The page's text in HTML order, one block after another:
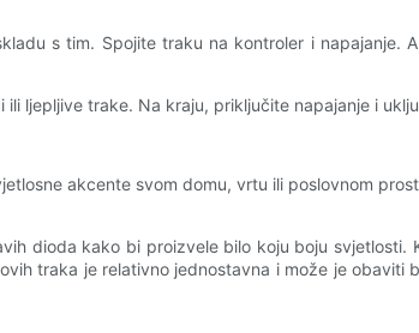
s tim. Spojite traku na kontroler i napajanje.
ljepljive trake. Na kraju, priključite napajanje i
akcente svom domu, vrtu ili poslovnom
dioda kako bi proizvele bilo koju boju
traka je relativno jednostavna i može je obaviti